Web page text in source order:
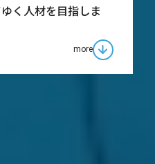
く人材を目指しま
more